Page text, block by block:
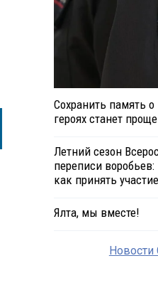
Сохранить память
героях станет проще
Летний сезон
переписи
как принять участие
Ялта, мы вместе!